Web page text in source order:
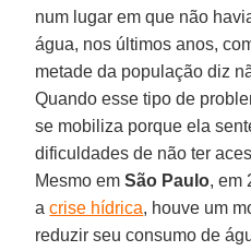
num lugar em que não
água, nos últimos anos,
metade da população diz
Quando esse tipo de
se mobiliza porque ela
dificuldades de não ter
Mesmo emSão Paulo, em
acrise hídrica, houve um
reduzir seu consumo de